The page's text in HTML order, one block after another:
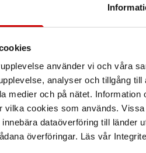
använder vi och våra
analyser och tillgång
medier och på nätet.
vilka cookies som används.
dataöverföring till länder
överföringar. Läs vår